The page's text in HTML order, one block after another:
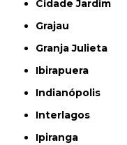
Cidade Jardim
Grajau
Granja Julieta
Ibirapuera
Indianópolis
Interlagos
Ipiranga